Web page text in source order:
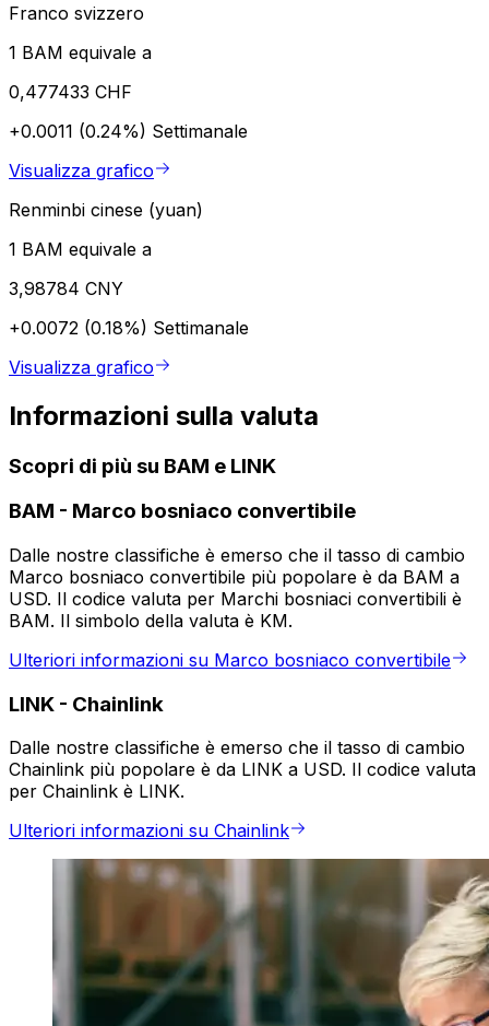
Franco svizzero
1 BAM equivale a
0,477433 CHF
+0.0011 (0.24%) Settimanale
Visualizza grafico
Renminbi cinese (yuan)
1 BAM equivale a
3,98784 CNY
+0.0072 (0.18%) Settimanale
Visualizza grafico
Informazioni sulla valuta
Scopri di più su BAM e LINK
BAM - Marco bosniaco convertibile
Dalle nostre classifiche è emerso che il tasso di cambio
Marco bosniaco convertibile più popolare è da BAM a
USD. Il codice valuta per Marchi bosniaci convertibili è
BAM. Il simbolo della valuta è KM.
Ulteriori informazioni su Marco bosniaco convertibile
LINK - Chainlink
Dalle nostre classifiche è emerso che il tasso di cambio
Chainlink più popolare è da LINK a USD. Il codice valuta
per Chainlink è LINK.
Ulteriori informazioni su Chainlink